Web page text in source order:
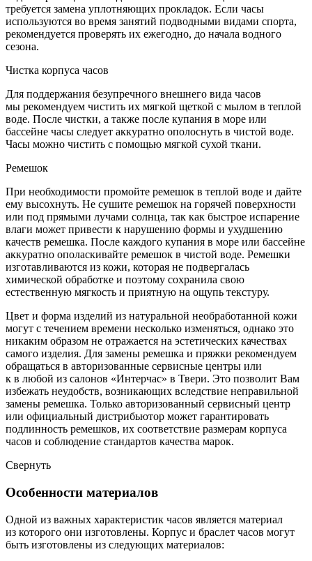
требуется замена уплотняющих прокладок. Если часы
используются во время занятий подводными видами спорта,
рекомендуется проверять их ежегодно, до начала водного
сезона.
Чистка корпуса часов
Для поддержания безупречного внешнего вида часов
мы рекомендуем чистить их мягкой щеткой с мылом в теплой
воде. После чистки, а также после купания в море или
бассейне часы следует аккуратно ополоснуть в чистой воде.
Часы можно чистить с помощью мягкой сухой ткани.
Ремешок
При необходимости промойте ремешок в теплой воде и дайте
ему высохнуть. Не сушите ремешок на горячей поверхности
или под прямыми лучами солнца, так как быстрое испарение
влаги может привести к нарушению формы и ухудшению
качеств ремешка. После каждого купания в море или бассейне
аккуратно ополаскивайте ремешок в чистой воде. Ремешки
изготавливаются из кожи, которая не подвергалась
химической обработке и поэтому сохранила свою
естественную мягкость и приятную на ощупь текстуру.
Цвет и форма изделий из натуральной необработанной кожи
могут с течением времени несколько изменяться, однако это
никаким образом не отражается на эстетических качествах
самого изделия. Для замены ремешка и пряжки рекомендуем
обращаться в авторизованные сервисные центры или
к в любой из салонов «Интерчас» в Твери. Это позволит Вам
избежать неудобств, возникающих вследствие неправильной
замены ремешка. Только авторизованный сервисный центр
или официальный дистрибьютор может гарантировать
подлинность ремешков, их соответствие размерам корпуса
часов и соблюдение стандартов качества марок.
Свернуть
Особенности материалов
Одной из важных характеристик часов является материал
из которого они изготовлены. Корпус и браслет часов могут
быть изготовлены из следующих материалов: